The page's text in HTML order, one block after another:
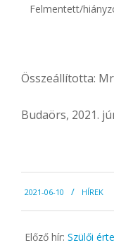
Felmentett/
Összeállította:
Budaörs, 2021.
06-
10
2021-06-10 HÍREK
Előző hír: Szülői